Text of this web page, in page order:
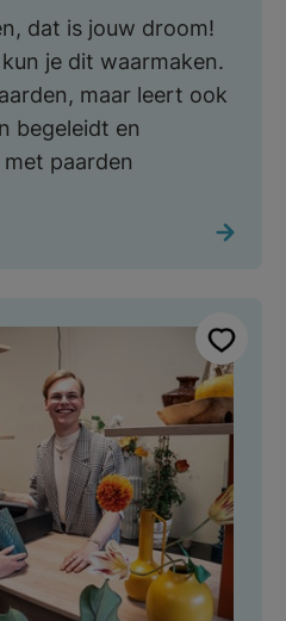
dat is jouw droom!
je dit waarmaken.
maar leert ook
begeleidt en
paarden